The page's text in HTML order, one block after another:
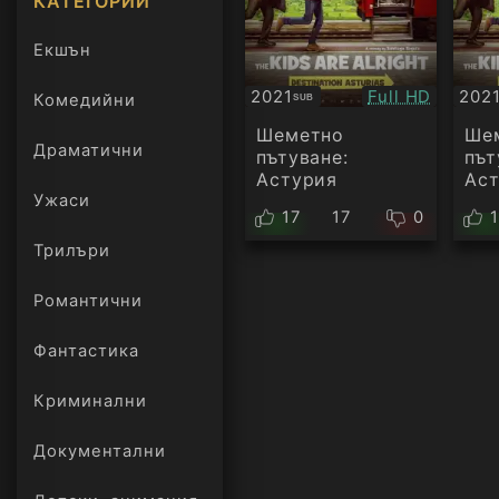
Екшън
Комедийни
Драматични
Ужаси
Трилъри
онлайн
Романтични
Фантастика
Криминални
Документални
2021 SUB
Субтитри Качество:
Full HD
Шеметно
пътуване:
Астурия
17 17 0
2021